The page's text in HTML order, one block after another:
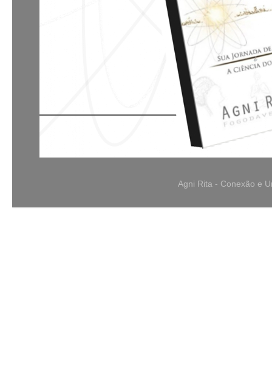
Agni Rita - Conexão e